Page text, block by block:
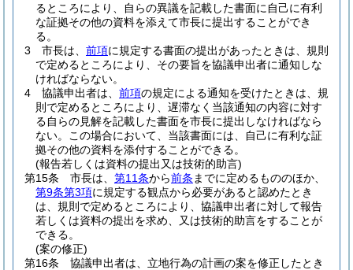
るところにより、自らの異議を記載した書面に自己に有利
な証拠その他の資料を添えて市長に提出することができ
る。
3
市長は、 前項に規定する書面の提出があったときは、規則
で定めるところにより、その要旨を協議申出者に通知しな
ければならない。
4
協議申出者は、 前項の規定による通知を受けたときは、規
則で定めるところにより、遅滞なく当該通知の内容に対す
る自らの見解を記載した書面を市長に提出しなければなら
ない。
この場合において、当該書面には、自己に有利な証
拠その他の資料を添付することができる。
(報告若しくは資料の提出又は技術的助言)
第15条
市長は、 第11条から前条 までに定めるもののほか、
第9条第3項に規定する観点から必要があると認めたとき
は、規則で定めるところにより、協議申出者に対して報告
若しくは資料の提出を求め、又は技術的助言をすることが
できる。
(案の修正)
第16条
協議申出者は、立地行為の計画の案を修正したとき